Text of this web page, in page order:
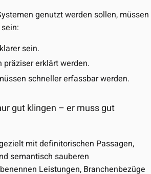
genutzt werden sollen, müssen
sein.
erklärt werden.
schneller erfassbar werden.
gut klingen – er muss gut
mit definitorischen Passagen,
semantisch sauberen
Leistungen, Branchenbezüge